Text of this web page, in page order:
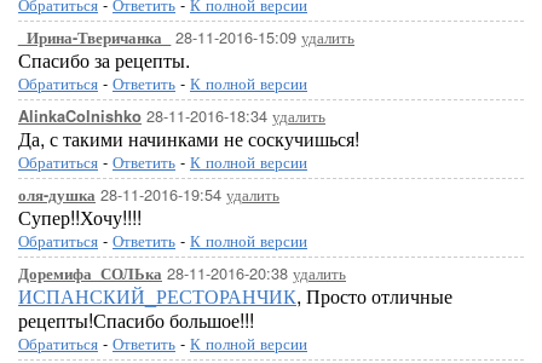
_Ирина-Тверичанка_ 28-11-2016-15:09 удалить
Спасибо за рецепты.
Обратиться - Ответить - К полной версии
AlinkaColnishko 28-11-2016-18:34 удалить
Да, с такими начинками не соскучишься!
Обратиться - Ответить - К полной версии
оля-душка 28-11-2016-19:54 удалить
Супер!!Хочу!!!!
Обратиться - Ответить - К полной версии
Доремифа_СОЛЬка 28-11-2016-20:38 удалить
ИСПАНСКИЙ_РЕСТОРАНЧИК, Просто отличные
рецепты!Спасибо большое!!!
Обратиться - Ответить - К полной версии